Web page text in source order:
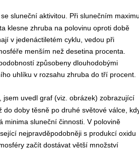
sluneční aktivitou. Při slunečním
klesne zhruba na polovinu oproti době
v jedenáctiletém cyklu, vedou při
menším než desetina procenta.
způsobeny dlouhodobými
uhlíku v rozsahu zhruba do tří procent.
uvedl graf (viz. obrázek) zobrazující
doby těsně po druhé světové válce,
minima sluneční činnosti. V polovině
nejpravděpodobněji s produkcí oxidu
začít dostávat větší množství